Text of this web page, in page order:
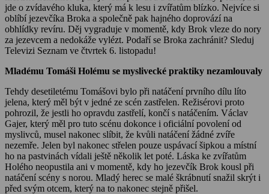
jde o zvídavého kluka, který má k lesu i zvířatům blízko. Nejvíce si
oblíbí jezevčíka Broka a společně pak hajného doprovází na
obhlídky revíru. Děj vygraduje v momentě, kdy Brok vleze do nory
za jezevcem a nedokáže vylézt. Podaří se Broka zachránit? Sleduj
Televizi Seznam ve čtvrtek 6. listopadu!
Mladému Tomáši Holému se myslivecké praktiky nezamlouvaly
Tehdy desetiletému Tomášovi bylo při natáčení prvního dílu líto
jelena, který měl být v jedné ze scén zastřelen. Režisérovi proto
pohrozil, že jestli ho opravdu zastřelí, končí s natáčením. Václav
Gajer, který měl pro tuto scénu dokonce i oficiální povolení od
myslivců, musel nakonec slíbit, že kvůli natáčení žádné zvíře
nezemře. Jelen byl nakonec střelen pouze uspávací šipkou a místní
ho na pastvinách vídali ještě několik let poté. Láska ke zvířatům
Holého neopustila ani v momentě, kdy ho jezevčík Brok kousl při
natáčení scény s norou. Mladý herec se malé škrábnutí snažil skrýt i
před svým otcem, který na to nakonec stejně přišel.